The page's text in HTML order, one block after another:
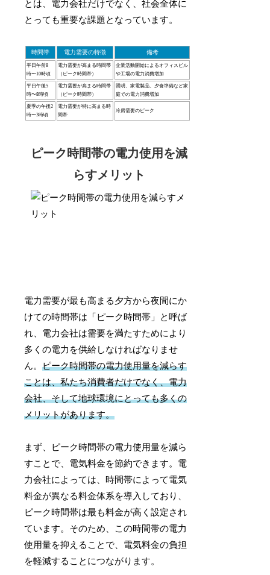
とは、電力会社だけでなく、社会全体に
とっても重要な課題となっています。
時間帯 電力需要の特徴 備考
平日午前8
時〜10時頃
電力需要が高まる時間帯
（ピーク時間帯）
企業活動開始によるオフィスビル
や工場の電力消費増加
平日午後5
時〜8時頃
電力需要が高まる時間帯
（ピーク時間帯）
照明、家電製品、夕食準備など家
庭での電力消費増加
夏季の午後2
時〜3時頃
電力需要が特に高まる時
間帯
冷房需要のピーク
ピーク時間帯の電力使用を減
らすメリット
電力需要が最も高まる夕方から夜間にか
けての時間帯は「ピーク時間帯」と呼ば
れ、電力会社は需要を満たすためにより
多くの電力を供給しなければなりませ
ん。ピーク時間帯の電力使用量を減らす
ことは、私たち消費者だけでなく、電力
会社、そして地球環境にとっても多くの
メリットがあります。
まず、ピーク時間帯の電力使用量を減ら
すことで、電気料金を節約できます。電
力会社によっては、時間帯によって電気
料金が異なる料金体系を導入しており、
ピーク時間帯は最も料金が高く設定され
ています。そのため、この時間帯の電力
使用量を抑えることで、電気料金の負担
を軽減することにつながります。